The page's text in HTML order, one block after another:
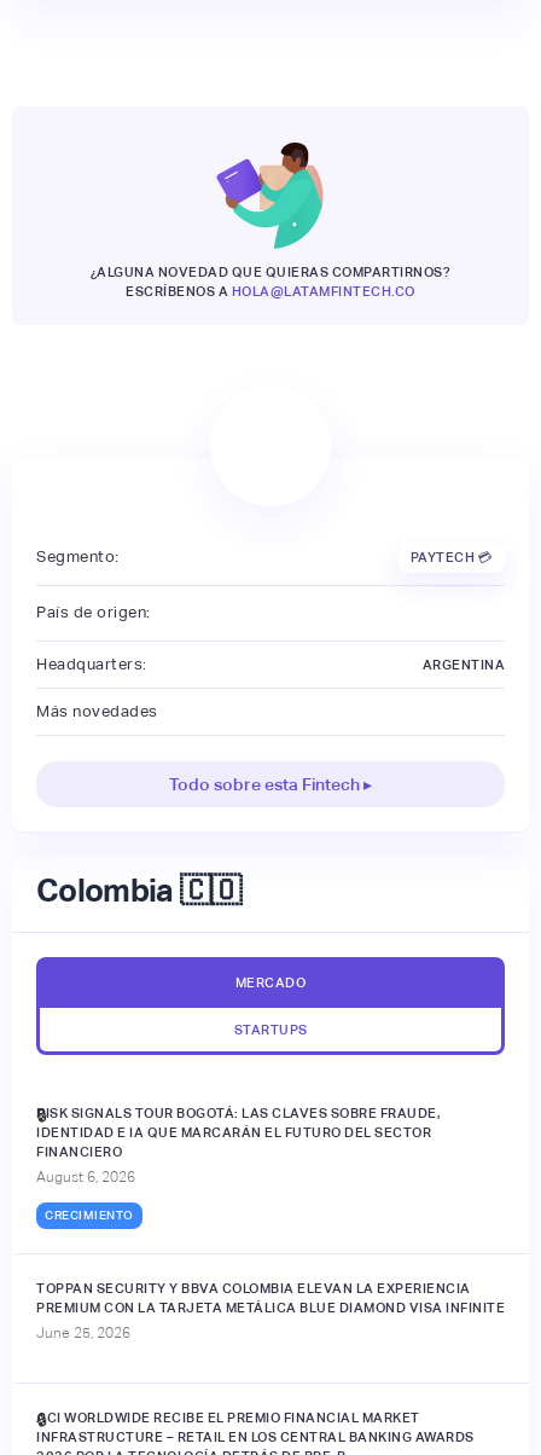
¿ALGUNA NOVEDAD QUE QUIERAS COMPARTIRNOS?
ESCRÍBENOS A HOLA@LATAMFINTECH.CO
Segmento: PAYTECH 💳
País de origen:
Headquarters: ARGENTINA
Más novedades
Todo sobre esta Fintech ▸
Colombia 🇨🇴
MERCADO
STARTUPS
RISK SIGNALS TOUR BOGOTÁ: LAS CLAVES SOBRE FRAUDE,
IDENTIDAD E IA QUE MARCARÁN EL FUTURO DEL SECTOR
FINANCIERO
August 6, 2026
CRECIMIENTO
🔒
TOPPAN SECURITY Y BBVA COLOMBIA ELEVAN LA EXPERIENCIA
PREMIUM CON LA TARJETA METÁLICA BLUE DIAMOND VISA INFINITE
June 25, 2026
ACI WORLDWIDE RECIBE EL PREMIO FINANCIAL MARKET
INFRASTRUCTURE – RETAIL EN LOS CENTRAL BANKING AWARDS
🔒